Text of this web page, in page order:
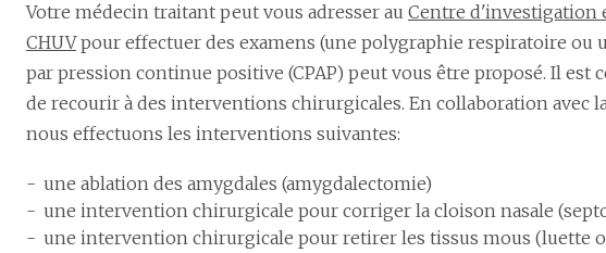
Votre médecin traitant peut vous adresser au Centre d'investigation
CHUVpour effectuer des examens (une polygraphie respiratoire ou
par pression continue positive (CPAP) peut vous être proposé. Il est
de recourir à des interventions chirurgicales. En collaboration avec
nous effectuons les interventions suivantes:
une ablation des amygdales (amygdalectomie)
une intervention chirurgicale pour corriger la cloison nasale
une intervention chirurgicale pour retirer les tissus mous (luette